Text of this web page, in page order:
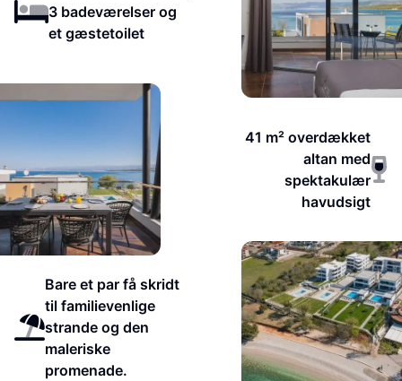
3 badeværelser og
et gæstetoilet
41 m² overdækket
altan med
spektakulær
havudsigt
Bare et par få skridt
til familievenlige
strande og den
maleriske
promenade.